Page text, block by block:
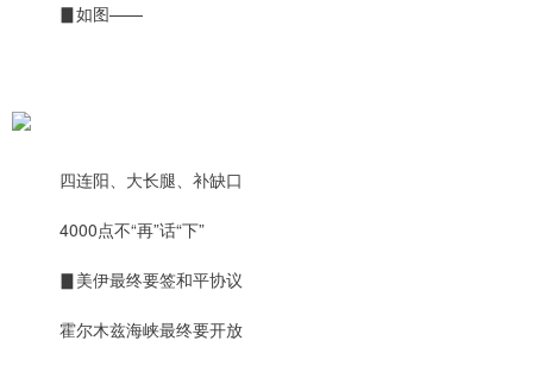
▊如图——
四连阳、大长腿、补缺口
4000点不“再”话“下”
▊美伊最终要签和平协议
霍尔木兹海峡最终要开放